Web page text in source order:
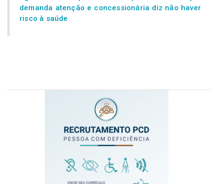
demanda atenção e concessionária diz não haver
risco à saúde